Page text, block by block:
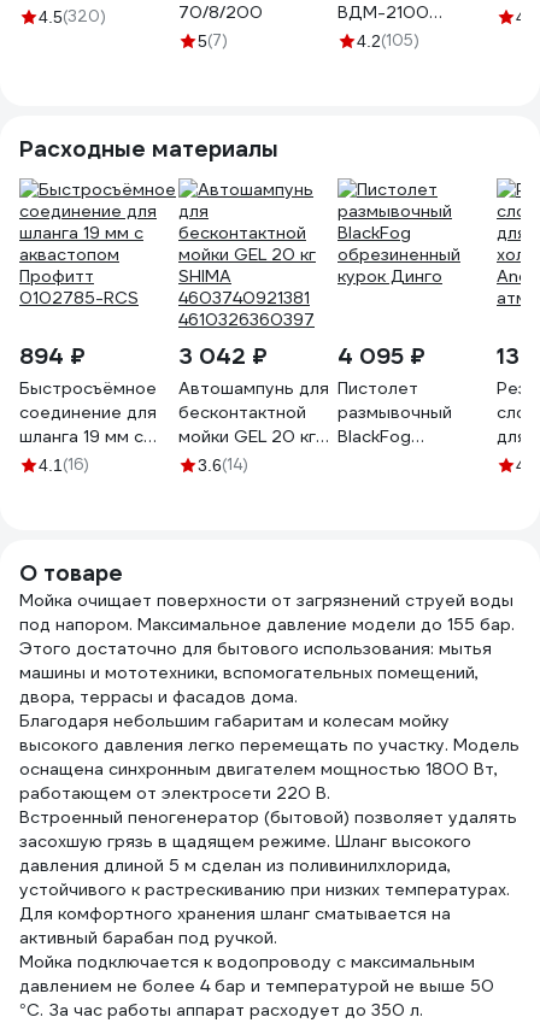
4.5(320)
70/8/200
5(7)
ВДМ-2100
00000064369
4.2(105)
4.5
Расходные материалы
894 ₽
Быстросъёмное
соединение для
шланга 19 мм с
аквастопом
4.1 (16)
3 042 ₽
Автошампунь для
бесконтактной
мойки GEL 20 кг
SHIMA
3.6(14)
4 095 ₽
Пистолет
размывочный
BlackFog
13
для
4.8
О товаре
Мойка очищает поверхности от загрязнений струей воды
под напором. Максимальное давление модели до 155 бар.
Этого достаточно для бытового использования: мытья
машины и мототехники, вспомогательных помещений,
двора, террасы и фасадов дома.
Благодаря небольшим габаритам и колесам мойку
высокого давления легко перемещать по участку. Модель
оснащена синхронным двигателем мощностью 1800 Вт,
работающем от электросети 220 В.
Встроенный пеногенератор (бытовой) позволяет удалять
засохшую грязь в щадящем режиме. Шланг высокого
давления длиной 5 м сделан из поливинилхлорида,
устойчивого к растрескиванию при низких температурах.
Для комфортного хранения шланг сматывается на
активный барабан под ручкой.
Мойка подключается к водопроводу с максимальным
давлением не более 4 бар и температурой не выше 50
°C. За час работы аппарат расходует до 350 л.